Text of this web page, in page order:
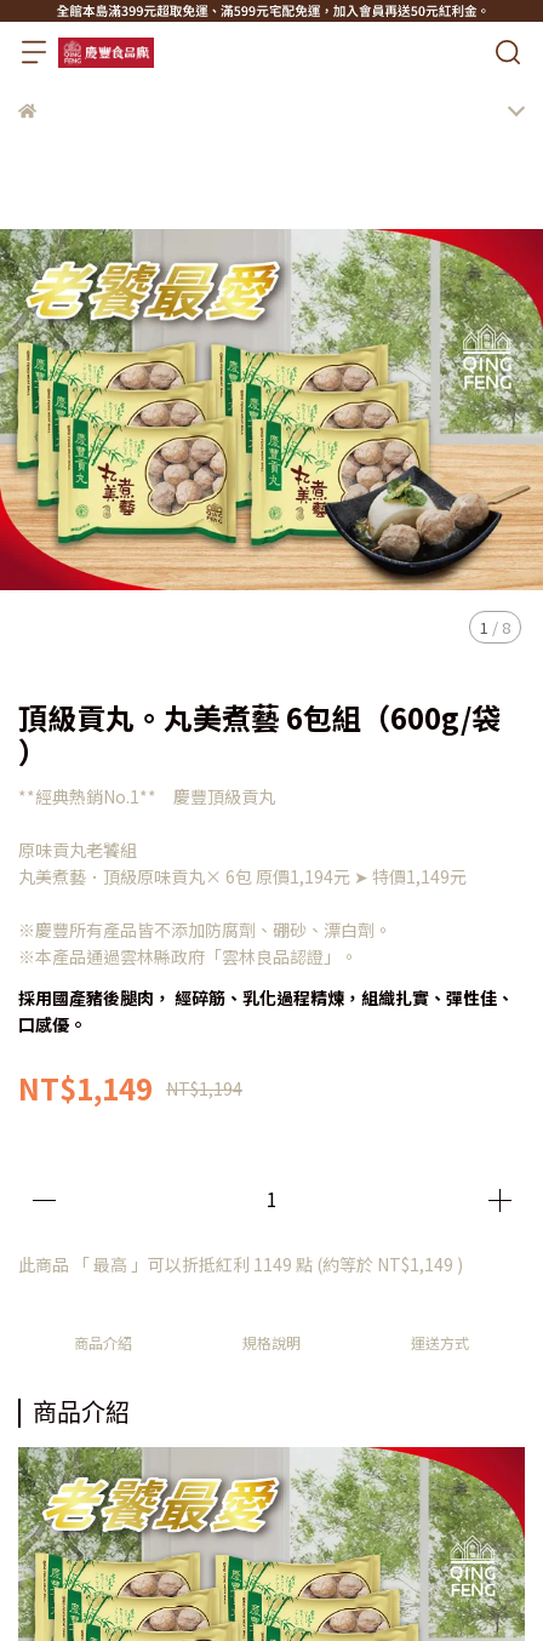
1 / 8
頂級貢丸。丸美煮藝 6包組（600g/袋
）
**經典熱銷No.1** 慶豐頂級貢丸
原味貢丸老饕組
丸美煮藝．頂級原味貢丸× 6包 原價1,194元 ➤ 特價1,149元
※慶豐所有產品皆不添加防腐劑、硼砂、漂白劑。
※本產品通過雲林縣政府「雲林良品認證」。
採用國產豬後腿肉， 經碎筋、乳化過程精煉，組織扎實、彈性佳、
口感優。
NT$1,149 NT$1,194
此商品 「 最高 」可以折抵紅利 1149 點 (約等於 NT$1,149 )
商品介紹 規格說明 運送方式
商品介紹